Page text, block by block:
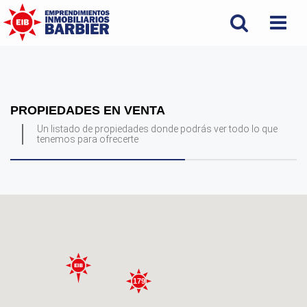
PROPIEDADES EN VENTA
Un listado de propiedades donde podrás ver todo lo que
tenemos para ofrecerte
179